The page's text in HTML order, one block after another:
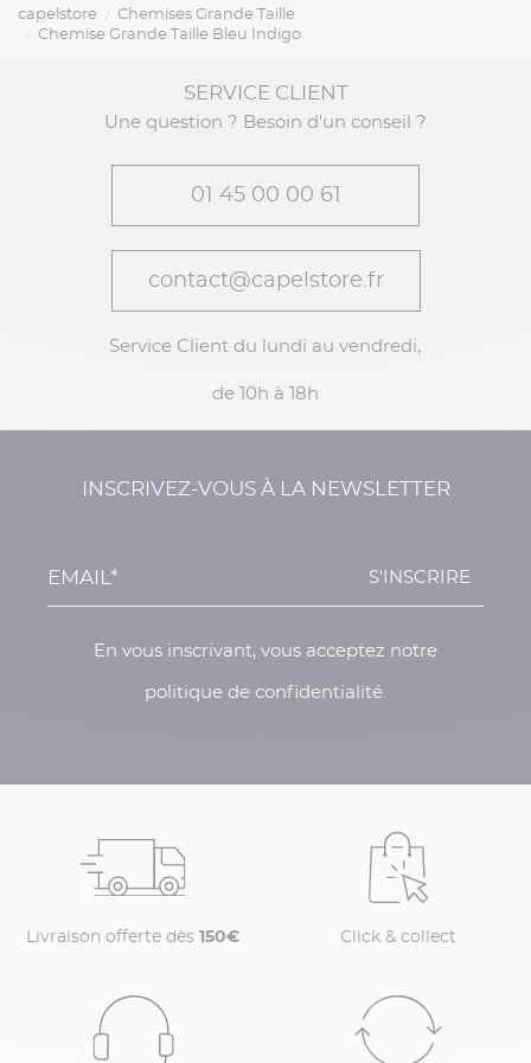
capelstore
Chemises Grande Taille
Chemise Grande Taille Bleu Indigo
SERVICE CLIENT
Une question ? Besoin d'un conseil ?
01 45 00 00 61
contact@capelstore.fr
Service Client du lundi au vendredi,
de 10h à 18h
INSCRIVEZ-VOUS À LA NEWSLETTER
S'INSCRIRE
En vous inscrivant, vous acceptez notre
politique de confidentialité.
Livraison offerte dès 150€ Click & collect